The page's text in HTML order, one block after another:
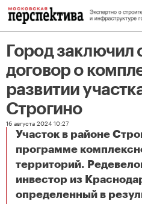
Город заключил
договор о
развитии
Строгино
16 августа 2024 10:27
Участок в районе
программе
территорий.
инвестор из
определенный в